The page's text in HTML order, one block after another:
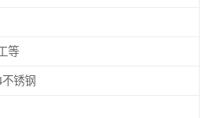
等
锈钢